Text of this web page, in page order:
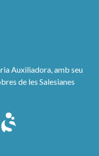
Auxiliadora, amb seu
de les Salesianes